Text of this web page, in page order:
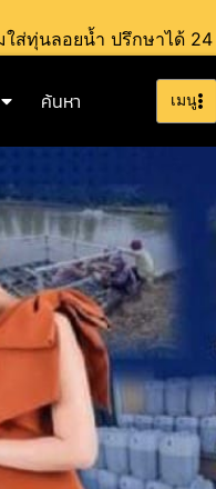
ส่ทุ่นลอยน้ำ ปรึกษาได้ 24
ค้นหา เมนู